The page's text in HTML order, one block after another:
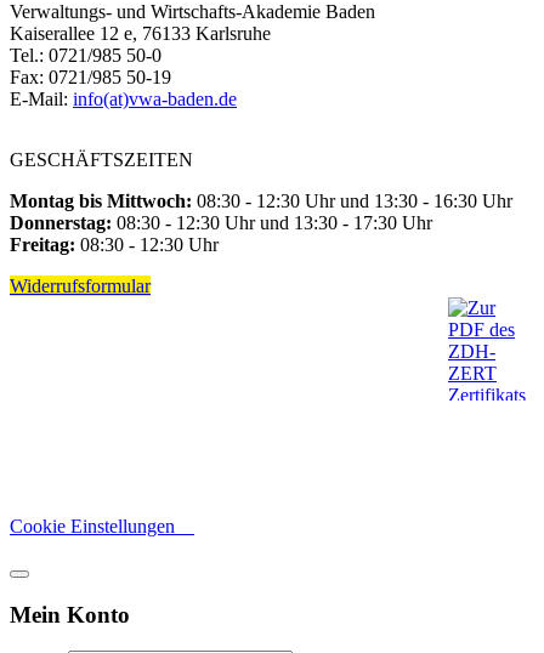
Verwaltungs- und Wirtschafts-Akademie Baden
Kaiserallee 12 e, 76133 Karlsruhe
Tel.: 0721/985 50-0
Fax: 0721/985 50-19
E-Mail: info(at)vwa-baden.de
GESCHÄFTSZEITEN
Montag bis Mittwoch: 08:30 - 12:30 Uhr und 13:30 - 16:30 Uhr
Donnerstag: 08:30 - 12:30 Uhr und 13:30 - 17:30 Uhr
Freitag: 08:30 - 12:30 Uhr
Widerrufsformular
Cookie Einstellungen
Mein Konto